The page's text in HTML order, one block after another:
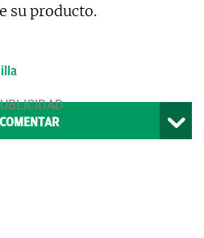
su producto.
COMENTAR